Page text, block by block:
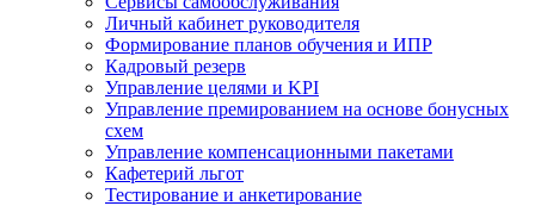
Личный кабинет руководителя
Формирование планов обучения и ИПР
Кадровый резерв
Управление целями и KPI
Управление премированием на основе бонусных
схем
Управление компенсационными пакетами
Кафетерий льгот
Тестирование и анкетирование